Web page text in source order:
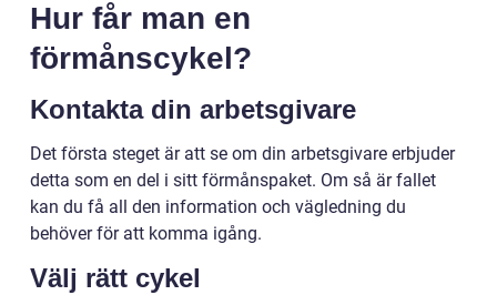
Hur får man en
förmånscykel?
Kontakta din arbetsgivare
Det första steget är att se om din arbetsgivare erbjuder
detta som en del i sitt förmånspaket. Om så är fallet
kan du få all den information och vägledning du
behöver för att komma igång.
Välj rätt cykel